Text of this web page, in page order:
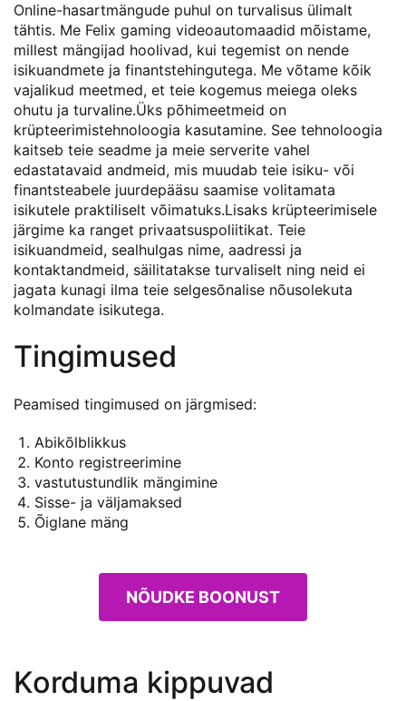
Online-hasartmängude puhul on turvalisus ülimalt
tähtis. Me Felix gaming videoautomaadid mõistame,
millest mängijad hoolivad, kui tegemist on nende
isikuandmete ja finantstehingutega. Me võtame kõik
vajalikud meetmed, et teie kogemus meiega oleks
ohutu ja turvaline.Üks põhimeetmeid on
krüpteerimistehnoloogia kasutamine. See tehnoloogia
kaitseb teie seadme ja meie serverite vahel
edastatavaid andmeid, mis muudab teie isiku- või
finantsteabele juurdepääsu saamise volitamata
isikutele praktiliselt võimatuks.Lisaks krüpteerimisele
järgime ka ranget privaatsuspoliitikat. Teie
isikuandmeid, sealhulgas nime, aadressi ja
kontaktandmeid, säilitatakse turvaliselt ning neid ei
jagata kunagi ilma teie selgesõnalise nõusolekuta
kolmandate isikutega.
Tingimused
Peamised tingimused on järgmised:
Abikõlblikkus
Konto registreerimine
vastutustundlik mängimine
Sisse- ja väljamaksed
Õiglane mäng
NÕUDKE BOONUST
Korduma kippuvad